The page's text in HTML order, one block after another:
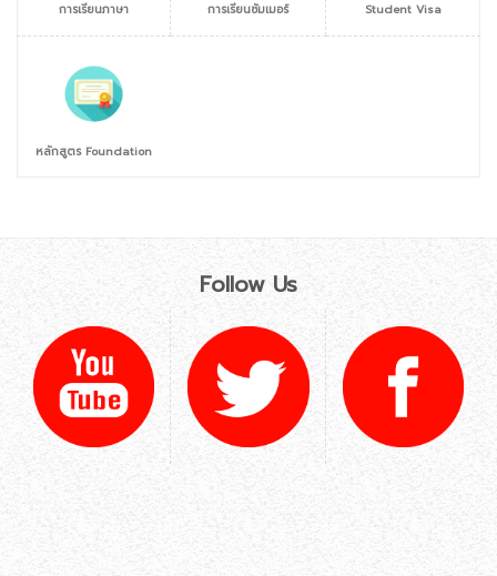
การเรียนภาษา การเรียนซัมเมอร์ Student Visa
หลักสูตร Foundation
Follow Us